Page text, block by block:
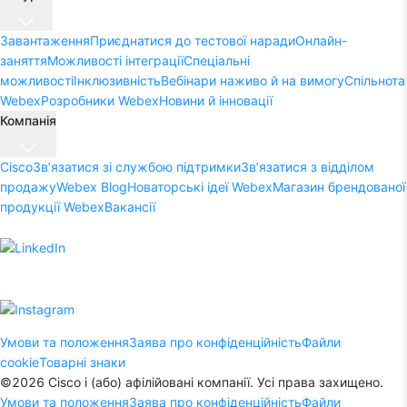
ЗавантаженняПриєднатися до тестової нарадиОнлайн-
заняттяМожливості інтеграціїСпеціальні
можливостіІнклюзивністьВебінари наживо й на вимогуСпільнота
WebexРозробники WebexНовини й інновації
Компанія
CiscoЗв’язатися зі службою підтримкиЗв’язатися з відділом
продажуWebex BlogНоваторські ідеї WebexМагазин брендованої
продукції WebexВакансії
Умови та положенняЗаява про конфіденційністьФайли
cookieТоварні знаки
©2026 Cisco і (або) афілійовані компанії. Усі права захищено.
Умови та положенняЗаява про конфіденційністьФайли